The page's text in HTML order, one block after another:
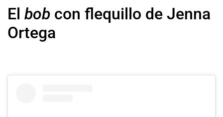
El bob con flequillo de Jenna
Ortega